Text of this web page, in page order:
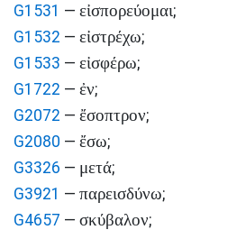
G1531 — εἰσπορεύομαι;
G1532 — εἰστρέχω;
G1533 — εἰσφέρω;
G1722 — ἐν;
G2072 — ἔσοπτρον;
G2080 — ἔσω;
G3326 — μετά;
G3921 — παρεισδύνω;
G4657 — σκύβαλον;